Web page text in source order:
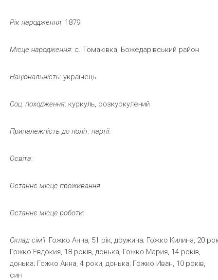
Рік народження: 1879
Місце народження: с. Томаківка, Божедарівський район
Національність: українець
Соц. походження: куркуль, розкуркулений
Приналежність до політ. партії:
Освіта:
Останнє місце проживання:
Останнє місце роботи:
Склад сім’ї: Гожко Анна, 51 рік, дружина; Гожко Килина, 20
Гожко Евдокия, 18 років, донька; Гожко Мария, 14 років,
донька; Гожко Анна, 4 роки, донька; Гожко Иван, 10 років,
син